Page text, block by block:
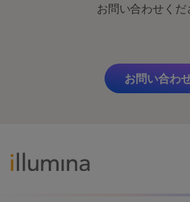
お問い合わせくだ
お問い合わ